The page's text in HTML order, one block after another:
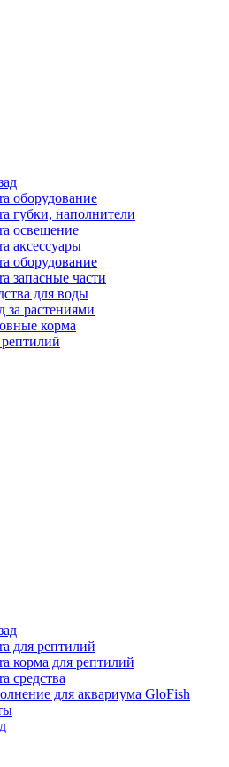
оборудование
губки, наполнители
освещение
аксессуары
оборудование
запасные части
для воды
за растениями
корма
для рептилий
корма для рептилий
средства
для аквариума GloFish